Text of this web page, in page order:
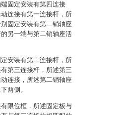
固定安装有第四连接
连接有第一连接杆，所
固定安装有第二销轴座
另一端与第二销轴座活
安装有第二连接杆，所
第三连接杆，所述第三
连接，所述第二销轴座
两侧。
限位框，所述固定板与